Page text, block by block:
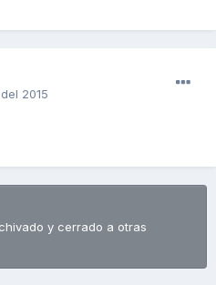
2015
y cerrado a otras